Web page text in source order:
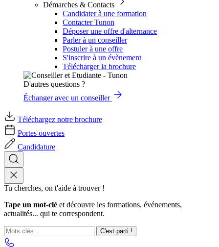
Démarches & Contacts
Candidater à une formation
Contacter Tunon
Déposer une offre d'alternance
Parler à un conseiller
Postuler à une offre
S'inscrire à un évènement
Télécharger la brochure
D'autres questions ?
Échanger avec un conseiller
Téléchargez notre brochure
Portes ouvertes
Candidature
Tu cherches, on t'aide à trouver !
Tape un mot-clé et découvre les formations, événements,
actualités... qui te correspondent.
C'est parti !